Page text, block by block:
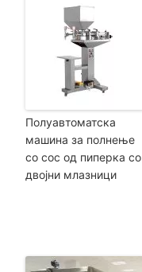
Полуавтоматска
машина за полнење
со сос од пиперка со
двојни млазници